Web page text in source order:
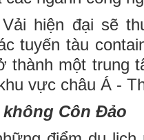
hiện đại sẽ
tuyến tàu
thành một trung
vực châu Á -
Côn Đảo